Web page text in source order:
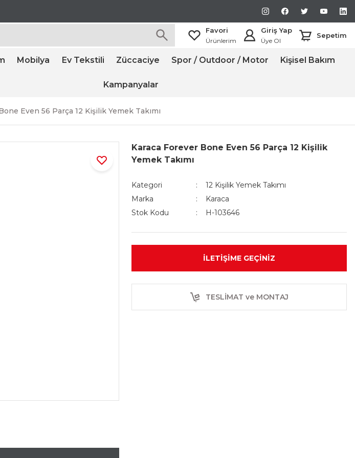
Favori
Ürünlerim
Giriş Yap
Üye Ol
Sepetim
Mobilya Ev Tekstili Züccaciye Spor / Outdoor / Motor Kişisel Bakım
Kampanyalar
Even 56 Parça 12 Kişilik Yemek Takımı
Karaca Forever Bone Even 56 Parça 12 Kişilik
Yemek Takımı
Kategori
12 Kişilik Yemek Takımı
Marka
Karaca
Stok Kodu
H-103646
İLETIŞIME GEÇINIZ
TESLİMAT ve MONTAJ